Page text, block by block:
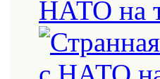
НАТО на